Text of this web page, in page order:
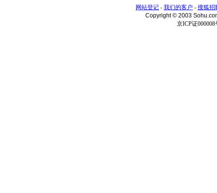
网站登记 - 我们的客户 - 搜狐招
Copyright © 2003
京ICP证